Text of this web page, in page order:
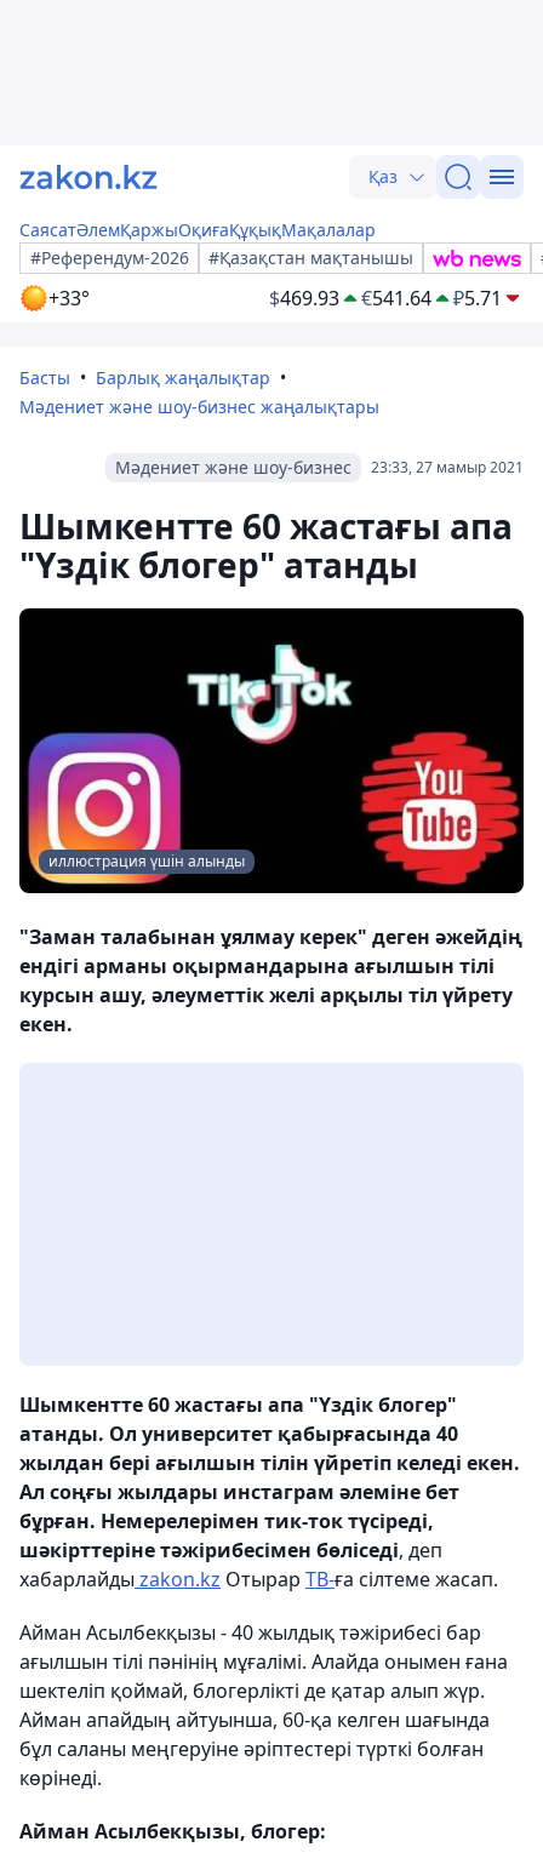
Қаз
СаясатӘлемҚаржыОқиғаҚұқықМақалалар
#Референдум-2026
#Қазақстан мақтанышы
+33° $469.93 €541.64 ₽5.71
Басты
Барлық жаңалықтар
Мәдениет және шоу-бизнес жаңалықтары
23:33, 27 мамыр 2021
Мәдениет және шоу-бизнес
Шымкентте 60 жастағы апа
"Үздік блогер" атанды
иллюстрация үшін алынды
"Заман талабынан ұялмау керек" деген әжейдің
ендігі арманы оқырмандарына ағылшын тілі
курсын ашу, әлеуметтік желі арқылы тіл үйрету
екен.
Шымкентте 60 жастағы апа "Үздік блогер"
атанды. Ол университет қабырғасында 40
жылдан бері ағылшын тілін үйретіп келеді екен.
Ал соңғы жылдары инстаграм әлеміне бет
бұрған. Немерелерімен тик-ток түсіреді,
шәкірттеріне тәжірибесімен бөліседі, деп
хабарлайды zakon.kz Отырар ТВ-ға сілтеме жасап.
Айман Асылбекқызы - 40 жылдық тәжірибесі бар
ағылшын тілі пәнінің мұғалімі. Алайда онымен ғана
шектеліп қоймай, блогерлікті де қатар алып жүр.
Айман апайдың айтуынша, 60-қа келген шағында
бұл саланы меңгеруіне әріптестері түрткі болған
көрінеді.
Айман Асылбекқызы, блогер: